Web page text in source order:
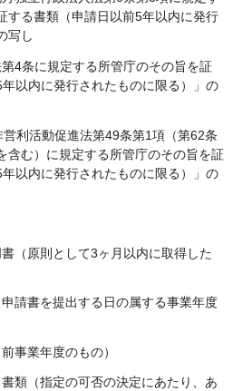
する書類（申請日以前5年以内に発行
写し
4条に規定する所管庁のその旨を証
以内に発行されたものに限る）」の
営利活動促進法第49条第1項（第62条
含む）に規定する所管庁のその旨を証
以内に発行されたものに限る）」の
（原則として3ヶ月以内に取得した
請書を提出する日の属する事業年度
事業年度のもの）
類（指定の可否の決定にあたり、あ